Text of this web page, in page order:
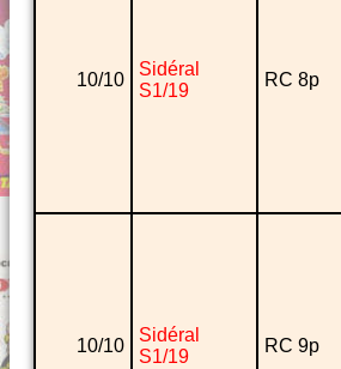
10/10
Sidéral
S1/19
RC 8p
10/10
Sidéral
S1/19
RC 9p